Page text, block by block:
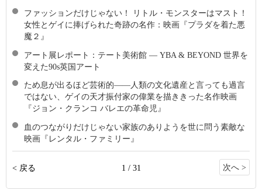
ファッションだけじゃない！ リトル・モンスターはマスト！
女性とゲイに捧げられた奇跡の名作：映画『プラダを着た悪
魔２』
アート展レポート：テート美術館 ― YBA & BEYOND 世界を
変えた90s英国アート
ため息が出るほど芸術的――人類の文化遺産と言っても過言
ではない、ゲイの天才振付家の偉業を描ききった名作映画
『ジョン・クランコ バレエの革命児』
血のつながりだけじゃない家族のありようを世に問う素敵な
映画『レンタル・ファミリー』
< 戻る 1 / 31 次へ >